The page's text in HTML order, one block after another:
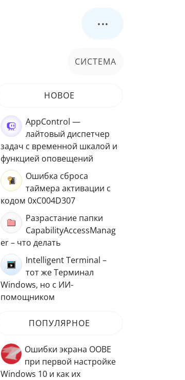
...
СИСТЕМА
НОВОЕ
AppControl —
лайтовый диспетчер
задач с временной шкалой и
функцией оповещений
Ошибка сброса
таймера активации с
кодом 0xC004D307
Разрастание папки
CapabilityAccessManag
er – что делать
Intelligent Terminal –
тот же Терминал
Windows, но с ИИ-
помощником
ПОПУЛЯРНОЕ
Ошибки экрана OOBE
при первой настройке
Windows 10 и как их